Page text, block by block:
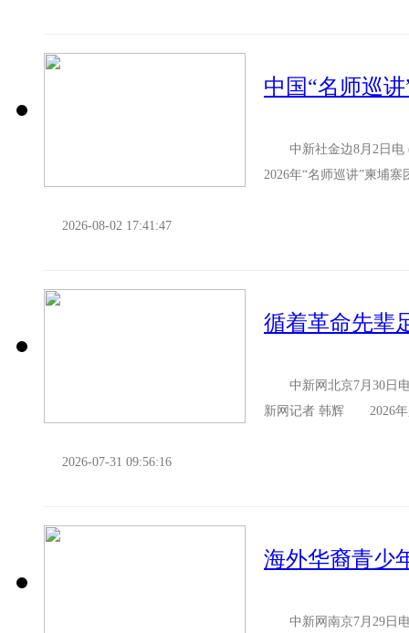
中国“名师巡
中新社金边8月2日电 (
2026年“名师巡讲”柬埔
2026-08-02 17:41:47
循着革命先辈
中新网北京7月30日
新网记者 韩辉 2026年
2026-07-31 09:56:16
海外华裔青少
中新网南京7月29日电